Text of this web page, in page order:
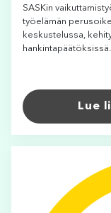
SASKin
työelämän
keskustelussa,
hankintapäätöksissä.
Lue